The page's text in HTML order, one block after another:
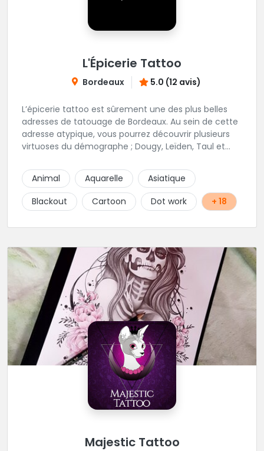
L'Épicerie Tattoo
Bordeaux 5.0 (12 avis)
L’épicerie tattoo est sûrement une des plus belles
adresses de tatouage de Bordeaux. Au sein de cette
adresse atypique, vous pourrez découvrir plusieurs
virtuoses du démographe ; Dougy, Leïden, Taul et
enfant et sympathique, vous pourrez demander
conseil pour votre tattoo. N'hésitez plus une seconde
pour rencontrer cette belle équipe !
Animal Aquarelle
Asiatique
Blackout
Cartoon Dot work + 18
Majestic Tattoo